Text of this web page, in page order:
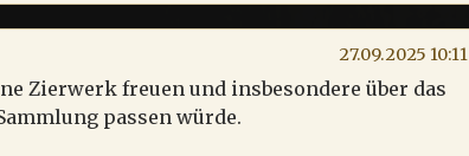
27.09.2025 10:11
Zierwerk freuen und insbesondere über das
passen würde.